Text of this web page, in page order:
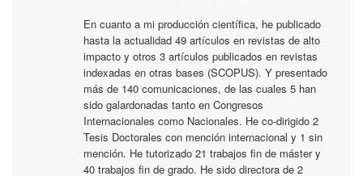
En cuanto a mi producción científica, he publicado
hasta la actualidad 49 artículos en revistas de alto
impacto y otros 3 artículos publicados en revistas
indexadas en otras bases (SCOPUS). Y presentado
más de 140 comunicaciones, de las cuales 5 han
sido galardonadas tanto en Congresos
Internacionales como Nacionales. He co-dirigido 2
Tesis Doctorales con mención internacional y 1 sin
mención. He tutorizado 21 trabajos fin de máster y
40 trabajos fin de grado. He sido directora de 2